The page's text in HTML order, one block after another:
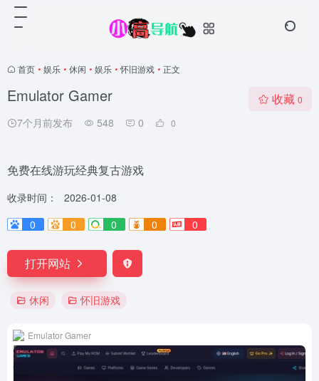
首页 • 娱乐 • 休闲 • 娱乐 • 怀旧游戏 • 正文
Emulator Gamer
7个月前发布 548 0 0
收藏 0
免费在线游玩经典复古游戏
收录时间：
2026-01-08
0
0 0 0 0
打开网站
休闲 怀旧游戏
Emulator Gamer